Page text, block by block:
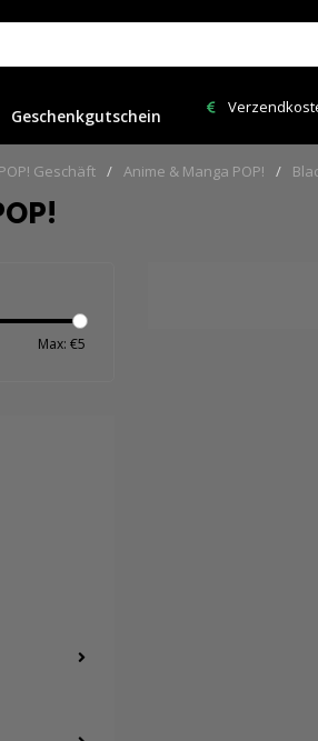
Geschenkgutschein
besteld = de volgende
in huis!
Geschäft / Anime & Manga POP! /
Max: €5